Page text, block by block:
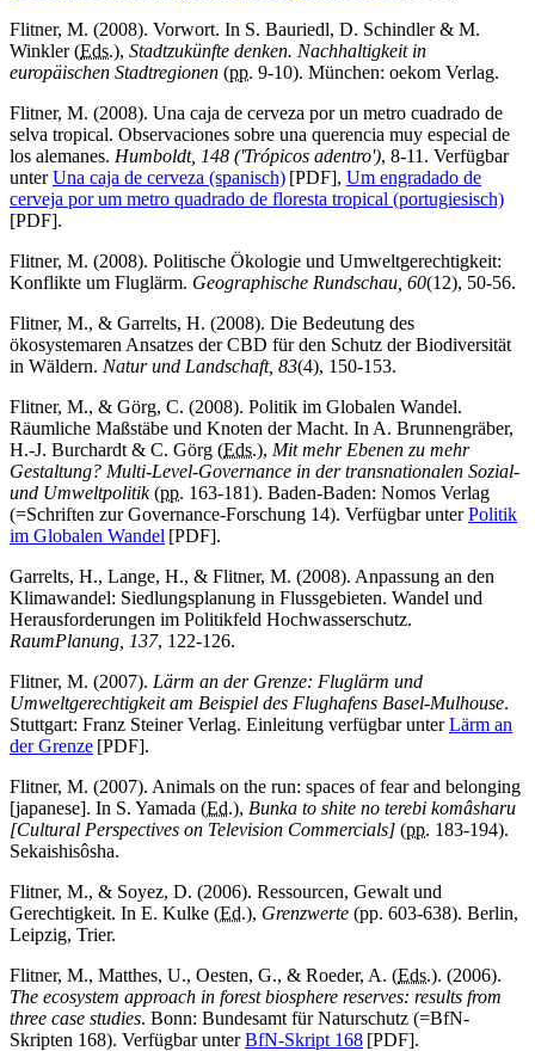
Flitner, M. (2008). Vorwort. In S. Bauriedl, D. Schindler & M.
Winkler (Eds.), Stadtzukünfte denken. Nachhaltigkeit in
europäischen Stadtregionen (pp. 9-10). München: oekom Verlag.
Flitner, M. (2008). Una caja de cerveza por un metro cuadrado de
selva tropical. Observaciones sobre una querencia muy especial de
los alemanes. Humboldt, 148 ('Trópicos adentro'), 8-11. Verfügbar
unterUna caja de cerveza (spanisch) [PDF], Um engradado de
cerveja por um metro quadrado de floresta tropical (portugiesisch)
[PDF].
Flitner, M. (2008). Politische Ökologie und Umweltgerechtigkeit:
Konflikte um Fluglärm. Geographische Rundschau, 60(12), 50-56.
Flitner, M., & Garrelts, H. (2008). Die Bedeutung des
ökosystemaren Ansatzes der CBD für den Schutz der Biodiversität
in Wäldern. Natur und Landschaft, 83(4), 150-153.
Flitner, M., & Görg, C. (2008). Politik im Globalen Wandel.
Räumliche Maßstäbe und Knoten der Macht. In A. Brunnengräber,
H.-J. Burchardt & C. Görg (Eds.), Mit mehr Ebenen zu mehr
Gestaltung? Multi-Level-Governance in der transnationalen Sozial-
und Umweltpolitik(pp. 163-181). Baden-Baden: Nomos Verlag
(=Schriften zur Governance-Forschung 14). Verfügbar unterPolitik
im Globalen Wandel [PDF].
Garrelts, H., Lange, H., & Flitner, M. (2008). Anpassung an den
Klimawandel: Siedlungsplanung in Flussgebieten. Wandel und
Herausforderungen im Politikfeld Hochwasserschutz.
RaumPlanung, 137, 122-126.
Flitner, M. (2007). Lärm an der Grenze: Fluglärm und
Umweltgerechtigkeit am Beispiel des Flughafens Basel-Mulhouse.
Stuttgart: Franz Steiner Verlag. Einleitung verfügbar unterLärm an
der Grenze [PDF].
Flitner, M. (2007). Animals on the run: spaces of fear and belonging
[japanese]. In S. Yamada (Ed.), Bunka to shite no terebi komâsharu
[Cultural Perspectives on Television Commercials] (pp. 183-194).
Sekaishisôsha.
Flitner, M., & Soyez, D. (2006). Ressourcen, Gewalt und
Gerechtigkeit. In E. Kulke (Ed.), Grenzwerte (pp. 603-638). Berlin,
Leipzig, Trier.
Flitner, M., Matthes, U., Oesten, G., & Roeder, A. (Eds.). (2006).
The ecosystem approach in forest biosphere reserves: results from
three case studies. Bonn: Bundesamt für Naturschutz (=BfN-
Skripten 168). Verfügbar unterBfN-Skript 168 [PDF].